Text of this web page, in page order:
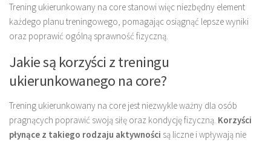
Trening ukierunkowany na core stanowi więc niezbędny element
każdego planu treningowego, pomagając osiągnąć lepsze wyniki
oraz poprawić ogólną sprawność fizyczną.
Jakie są korzyści z treningu
ukierunkowanego na core?
Trening ukierunkowany na core jest niezwykle ważny dla osób
pragnących poprawić swoją siłę oraz kondycję fizyczną. Korzyści
płynące z takiego rodzaju aktywności są liczne i wpływają nie